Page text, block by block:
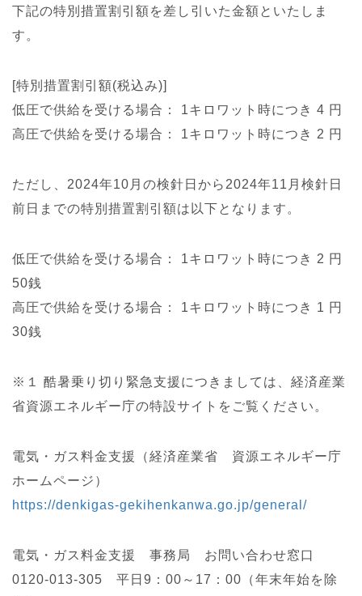
下記の特別措置割引額を差し引いた金額といたしま
す。
[特別措置割引額(税込み)]
低圧で供給を受ける場合： 1キロワット時につき 4 円
高圧で供給を受ける場合： 1キロワット時につき 2 円
ただし、2024年10月の検針日から2024年11月検針日
前日までの特別措置割引額は以下となります。
低圧で供給を受ける場合： 1キロワット時につき 2 円
50銭
高圧で供給を受ける場合： 1キロワット時につき 1 円
30銭
※１ 酷暑乗り切り緊急支援につきましては、経済産業
省資源エネルギー庁の特設サイトをご覧ください。
電気・ガス料金支援（経済産業省 資源エネルギー庁
ホームページ）
https://denkigas-gekihenkanwa.go.jp/general/
電気・ガス料金支援 事務局 お問い合わせ窓口
0120-013-305 平日9：00～17：00（年末年始を除